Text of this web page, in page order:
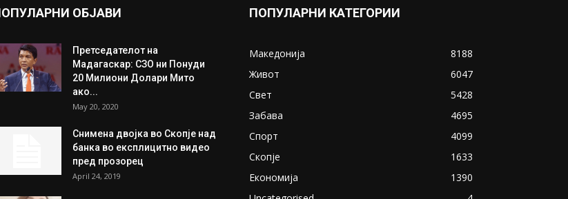
ОБЈАВИ
Претседателот на
Мадагаскар: СЗО ни Понуди
20 Милиони Долари Мито
ако...
May 20, 2020
Снимена двојка во Скопје над
банка во експлицитно видео
пред прозорец
April 24, 2019
ПОПУЛАРНИ КАТЕГОРИИ
Македонија
8188
Живот
6047
Свет
5428
Забава
4695
Спорт
4099
Скопје
1633
Економија
1390